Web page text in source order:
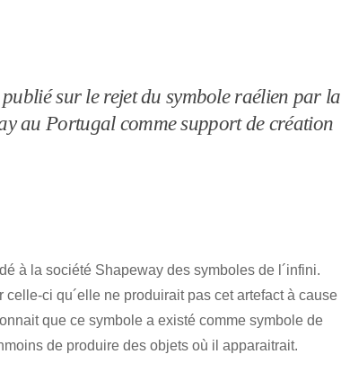
sur le rejet du symbole raélien par la
au Portugal comme support de création
à la société Shapeway des symboles de l´infini.
ci qu´elle ne produirait pas cet artefact à cause
que ce symbole a existé comme symbole de
de produire des objets où il apparaitrait.